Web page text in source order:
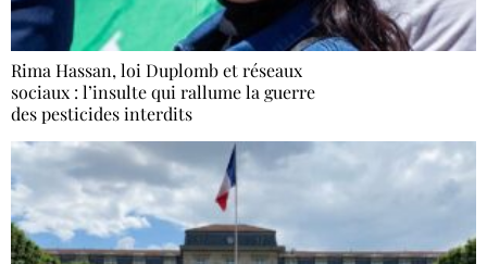
Rima Hassan, loi Duplomb et réseaux
sociaux : l’insulte qui rallume la guerre
des pesticides interdits